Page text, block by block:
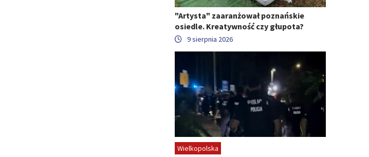
"Artysta" zaaranżował poznańskie
osiedle. Kreatywność czy głupota?
9 sierpnia 2026
Wielkopolska